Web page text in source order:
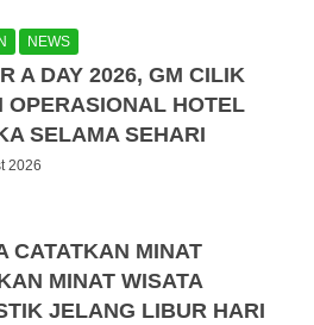
NEWS
A DAY 2026, GM CILIK
OPERASIONAL HOTEL
SELAMA SEHARI
2026
CATATKAN MINAT
MINAT WISATA
JELANG LIBUR HARI